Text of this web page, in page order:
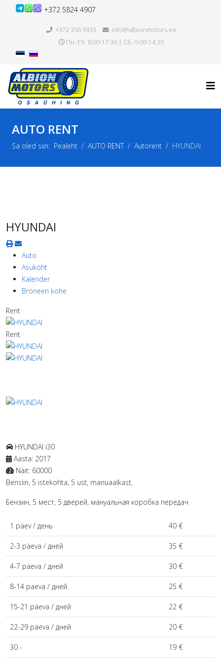
+372 5824 4907
+372 356 9333
info@albionmotors.ee
Пн.-Пт. 8:00-17:30 | Сб.-9:00-14:30
AUTO RENT
Sa oled siin: Pealeht AUTO RENT Autorent HYUNDAI
HYUNDAI
Auto
Asukoht
Kalender
Broneeri kohe
Rent
Rent
HYUNDAI i30
Aasta: 2017
Näit: 60000
Bensiin, 5 istekohta, 5 ust, manuaalkast,
Бензин, 5 мест, 5 дверей, мануальная коробка передач
1 päev / день 40 €
2-3 päeva / дней 35 €
4-7 päeva / дней 30 €
8-14 päeva / дней 25 €
15-21 päeva / дней 22 €
22-29 päeva / дней 20 €
30 - 19 €